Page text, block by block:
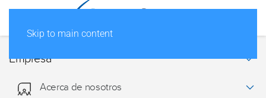
Skip to main content
Empresa
Acerca de nosotros